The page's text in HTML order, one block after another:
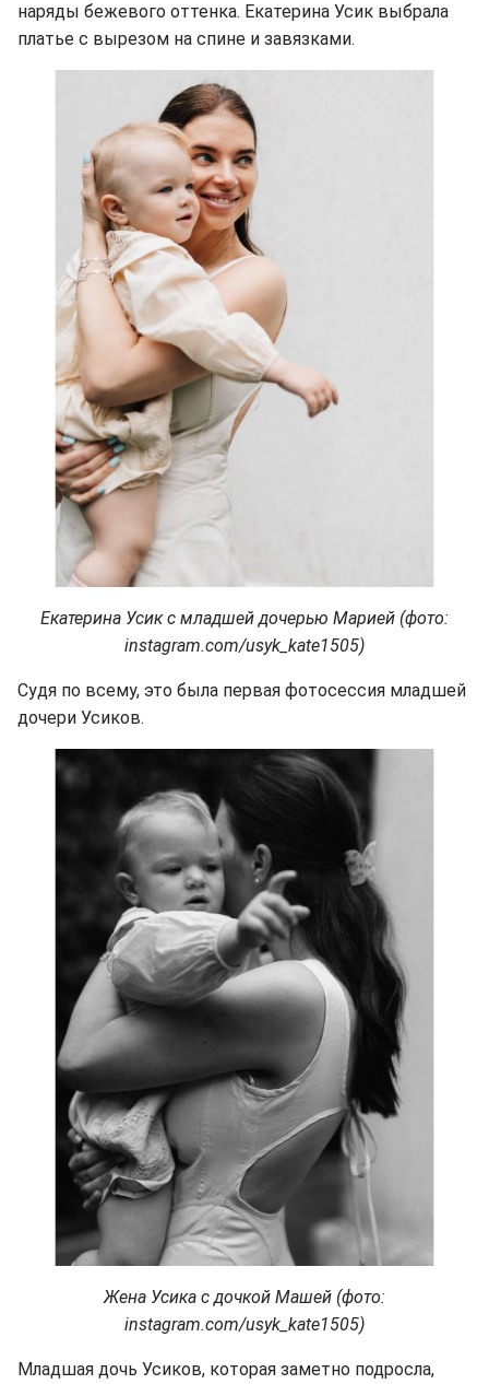
наряды бежевого оттенка. Екатерина Усик выбрала
платье с вырезом на спине и завязками.
Екатерина Усик с младшей дочерью Марией (фото:
instagram.com/usyk_kate1505)
Судя по всему, это была первая фотосессия младшей
дочери Усиков.
Жена Усика с дочкой Машей (фото:
instagram.com/usyk_kate1505)
Младшая дочь Усиков, которая заметно подросла,